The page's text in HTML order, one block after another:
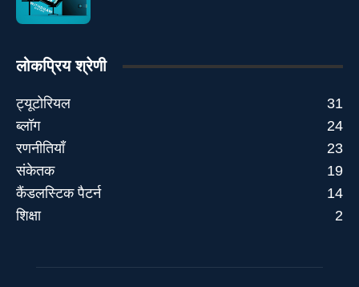
लोकप्रिय श्रेणी
ट्यूटोरियल
31
ब्लॉग
24
रणनीतियाँ
23
संकेतक
19
कैंडलस्टिक पैटर्न
14
शिक्षा
2